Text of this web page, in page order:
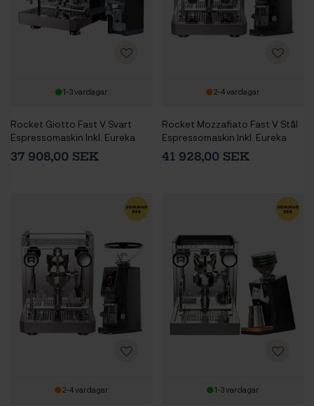
1-3 vardagar
Rocket Giotto Fast V Svart
Espressomaskin Inkl. Eureka
Mignon Libra 65 Krom/Matt
Svart Espressokvarn
37 908,00 SEK
2-4 vardagar
Rocket Mozzafiato Fast V Stål
Espressomaskin Inkl. Eureka
Atom W 65 Casa Matt Svart
Espressokvarn
41 928,00 SEK
2-4 vardagar 1-3 vardagar